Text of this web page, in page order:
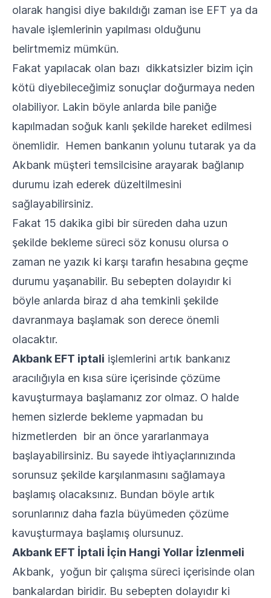
olarak hangisi diye bakıldığı zaman ise EFT ya da
havale işlemlerinin yapılması olduğunu
belirtmemiz mümkün.
Fakat yapılacak olan bazı dikkatsizler bizim için
kötü diyebileceğimiz sonuçlar doğurmaya neden
olabiliyor. Lakin böyle anlarda bile paniğe
kapılmadan soğuk kanlı şekilde hareket edilmesi
önemlidir. Hemen bankanın yolunu tutarak ya da
Akbank müşteri temsilcisine arayarak bağlanıp
durumu izah ederek düzeltilmesini
sağlayabilirsiniz.
Fakat 15 dakika gibi bir süreden daha uzun
şekilde bekleme süreci söz konusu olursa o
zaman ne yazık ki karşı tarafın hesabına geçme
durumu yaşanabilir. Bu sebepten dolayıdır ki
böyle anlarda biraz d aha temkinli şekilde
davranmaya başlamak son derece önemli
olacaktır.
Akbank EFT iptali işlemlerini artık bankanız
aracılığıyla en kısa süre içerisinde çözüme
kavuşturmaya başlamanız zor olmaz. O halde
hemen sizlerde bekleme yapmadan bu
hizmetlerden bir an önce yararlanmaya
başlayabilirsiniz. Bu sayede ihtiyaçlarınızında
sorunsuz şekilde karşılanmasını sağlamaya
başlamış olacaksınız. Bundan böyle artık
sorunlarınız daha fazla büyümeden çözüme
kavuşturmaya başlamış olursunuz.
Akbank EFT İptali İçin Hangi Yollar İzlenmeli
Akbank, yoğun bir çalışma süreci içerisinde olan
bankalardan biridir. Bu sebepten dolayıdır ki